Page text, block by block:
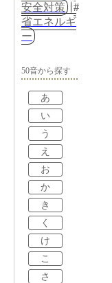
安全対策
省エネルギ
ー
50音から探す
あ
い
う
え
お
か
き
く
け
こ
さ